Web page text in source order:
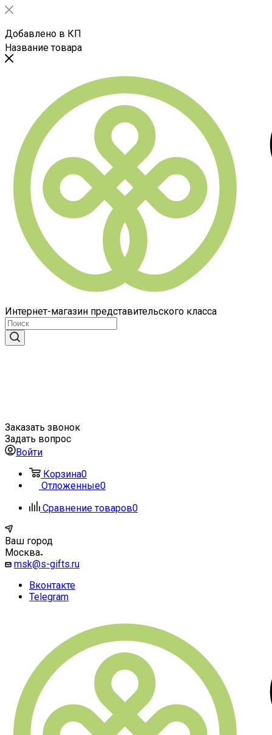
Добавлено в КП
Название товара
Интернет-магазин представительского класса
Заказать звонок
Задать вопрос
Войти
Корзина0
Отложенные0
Сравнение товаров0
Ваш город
Москва
msk@s-gifts.ru
Вконтакте
Telegram